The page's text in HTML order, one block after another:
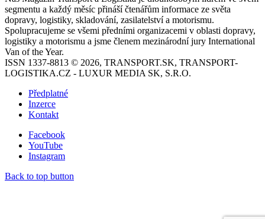
segmentu a každý měsíc přináší čtenářům informace ze světa
dopravy, logistiky, skladování, zasilatelství a motorismu.
Spolupracujeme se všemi předními organizacemi v oblasti dopravy,
logistiky a motorismu a jsme členem mezinárodní jury International
Van of the Year.
ISSN 1337-8813 © 2026, TRANSPORT.SK, TRANSPORT-
LOGISTIKA.CZ - LUXUR MEDIA SK, S.R.O.
Předplatné
Inzerce
Kontakt
Facebook
YouTube
Instagram
Back to top button